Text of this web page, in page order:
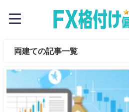
両建ての記事一覧